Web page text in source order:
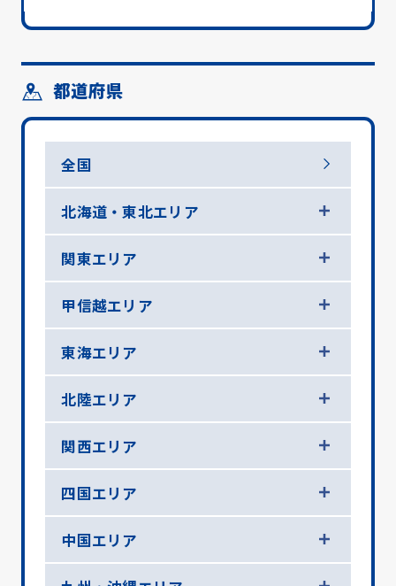
都道府県
全国
北海道・東北エリア
関東エリア
甲信越エリア
東海エリア
北陸エリア
関西エリア
四国エリア
中国エリア